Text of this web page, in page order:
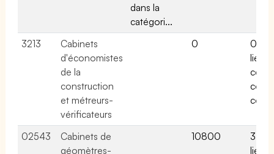
dans la
catégori...
3213
Cabinets
d'économistes
de la
construction
et métreurs-
vérificateurs
0
0
liées
cette
02543
Cabinets de
géomètres-
10800
3
liées